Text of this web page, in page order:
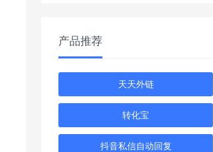
产品推荐
天天外链
转化宝
抖音私信自动回复